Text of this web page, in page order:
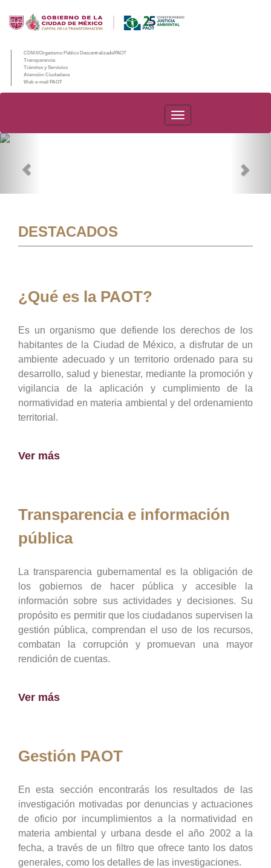
CDMX/Organismo Público Descentralizado/PAOT
Transparencia
Trámites y Servicios
Atención Ciudadana
Web e-mail PAOT
PAOT
DESTACADOS
¿Qué es la PAOT?
Es un organismo que defiende los derechos de los
habitantes de la Ciudad de México, a disfrutar de un
ambiente adecuado y un territorio ordenado para su
desarrollo, salud y bienestar, mediante la promoción y
vigilancia de la aplicación y cumplimiento de la
normatividad en materia ambiental y del ordenamiento
territorial.
Ver más
Transparencia e información
pública
La transparencia gubernamental es la obligación de
los gobiernos de hacer pública y accesible la
información sobre sus actividades y decisiones. Su
propósito es permitir que los ciudadanos supervisen la
gestión pública, comprendan el uso de los recursos,
combatan la corrupción y promuevan una mayor
rendición de cuentas.
Ver más
Gestión PAOT
En esta sección encontrarás los resultados de las
investigación motivadas por denuncias y actuaciones
de oficio por incumplimientos a la normatividad en
materia ambiental y urbana desde el año 2002 a la
fecha, a través de un filtro que ofrece tanto los datos
generales, como los detalles de las investigaciones.